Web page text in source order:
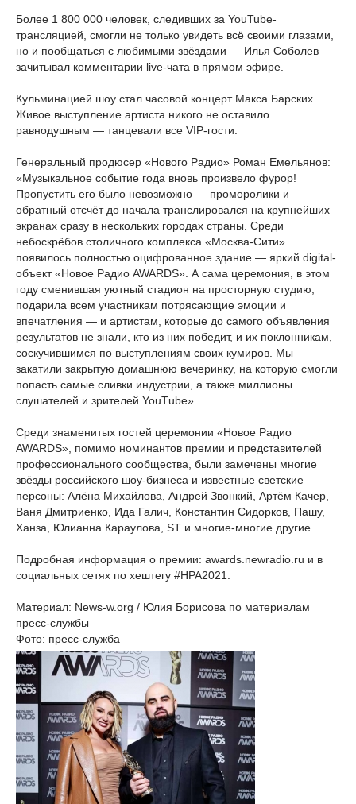
Более 1 800 000 человек, следивших за YouTube-
трансляцией, смогли не только увидеть всё своими глазами,
но и пообщаться с любимыми звёздами — Илья Соболев
зачитывал комментарии live-чата в прямом эфире.
Кульминацией шоу стал часовой концерт Макса Барских.
Живое выступление артиста никого не оставило
равнодушным — танцевали все VIP-гости.
Генеральный продюсер «Нового Радио» Роман Емельянов:
«Музыкальное событие года вновь произвело фурор!
Пропустить его было невозможно — проморолики и
обратный отсчёт до начала транслировался на крупнейших
экранах сразу в нескольких городах страны. Среди
небоскрёбов столичного комплекса «Москва-Сити»
появилось полностью оцифрованное здание — яркий digital-
объект «Новое Радио AWARDS». А сама церемония, в этом
году сменившая уютный стадион на просторную студию,
подарила всем участникам потрясающие эмоции и
впечатления — и артистам, которые до самого объявления
результатов не знали, кто из них победит, и их поклонникам,
соскучившимся по выступлениям своих кумиров. Мы
закатили закрытую домашнюю вечеринку, на которую смогли
попасть самые сливки индустрии, а также миллионы
слушателей и зрителей YouТube».
Среди знаменитых гостей церемонии «Новое Радио
AWARDS», помимо номинантов премии и представителей
профессионального сообщества, были замечены многие
звёзды российского шоу-бизнеса и известные светские
персоны: Алёна Михайлова, Андрей Звонкий, Артём Качер,
Ваня Дмитриенко, Ида Галич, Константин Сидорков, Пашу,
Ханза, Юлианна Караулова, ST и многие-многие другие.
Подробная информация о премии: awards.newradio.ru и в
социальных сетях по хештегу #НРА2021.
Материал: News-w.org / Юлия Борисова по материалам
пресс-службы
Фото: пресс-служба